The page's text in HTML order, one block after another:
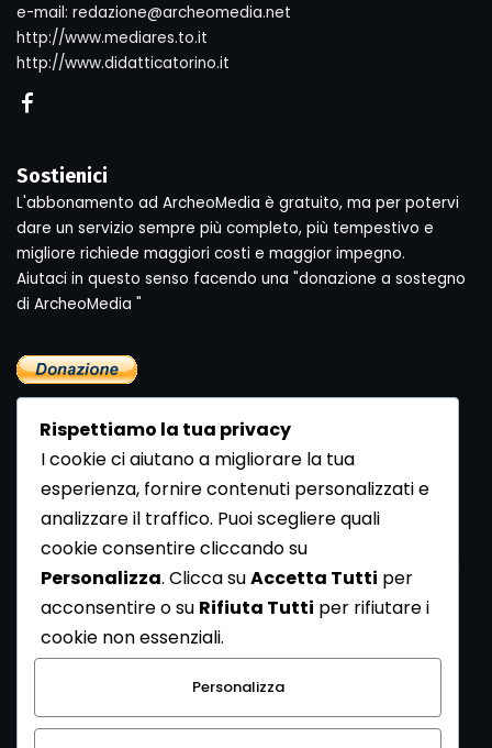
e-mail: redazione@archeomedia.net
http://www.mediares.to.it
http://www.didatticatorino.it
Sostienici
L'abbonamento ad ArcheoMedia è gratuito, ma per potervi
dare un servizio sempre più completo, più tempestivo e
migliore richiede maggiori costi e maggior impegno.
Aiutaci in questo senso facendo una "donazione a sostegno
di ArcheoMedia "
Newsletter
Se vuoi ricevere la Rivista gratuita di archeologia realizzata
dalla Redazione di ArcheoMedia iscriviti alla nostra
Newsletter [Clicca Qui]
Con l'invio del messaggio l'utente dichiara di aver letto
l’informativa sulla privacy e di acconsentire al trattamento
dei propri dati personali.
Rispettiamo la tua privacy
I cookie ci aiutano a migliorare la tua
esperienza, fornire contenuti personalizzati e
analizzare il traffico. Puoi scegliere quali
cookie consentire cliccando su
Personalizza. Clicca suAccetta Tutti per
acconsentire o su Rifiuta Tutti per rifiutare i
cookie non essenziali.
Personalizza